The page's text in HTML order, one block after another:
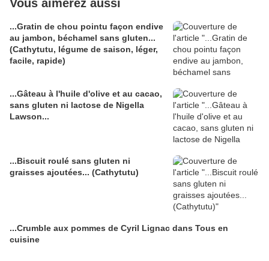
Vous aimerez aussi
...Gratin de chou pointu façon endive
au jambon, béchamel sans gluten...
(Cathytutu, légume de saison, léger,
facile, rapide)
...Gâteau à l'huile d'olive et au cacao,
sans gluten ni lactose de Nigella
Lawson...
...Biscuit roulé sans gluten ni
graisses ajoutées... (Cathytutu)
...Crumble aux pommes de Cyril Lignac dans Tous en
cuisine